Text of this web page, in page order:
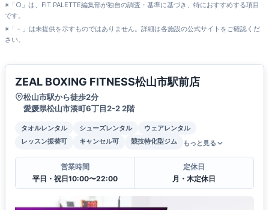
※「○」は、FIT PALETTE編集部が独自の調査・基準に基づき、特におすすめする項目
です。
※「－」は未提供を示すものではありません。詳細は各施設の公式サイトをご確認くだ
さい。
ZEAL BOXING FITNESS松山市駅前店
松山市駅から徒歩2分
愛媛県松山市湊町6丁目2-2 2階
タオルレンタル シューズレンタル
ウェアレンタル
レッスン振替可
キャンセル可 競技特化型ジム もっと見る
営業時間
平日・祝日10:00〜22:00
定休日
月・木定休日